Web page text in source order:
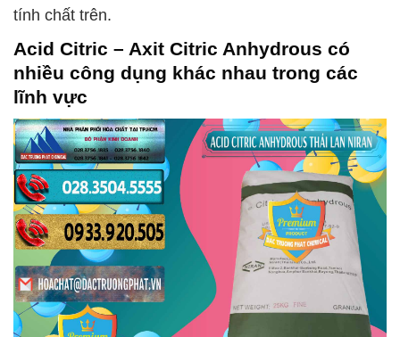
tính chất trên.
Acid Citric – Axit Citric Anhydrous có
nhiều công dụng khác nhau trong các
lĩnh vực